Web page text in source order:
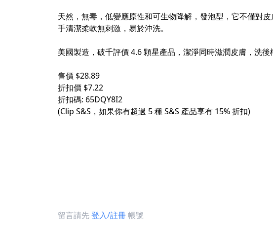
天然，無毒，低變應原性和可生物降解，發泡型，它不僅對
手清潔柔軟無刺激，易於沖洗。
美國製造，破千評價 4.6 顆星產品，潔淨同時滋潤皮膚，洗
售價 $28.89
折扣價 $7.22
折扣碼: 65DQY8I2
(Clip S&S，如果你有超過 5 種 S&S 產品享有 15% 折扣)
留言請先登入/註冊帳號